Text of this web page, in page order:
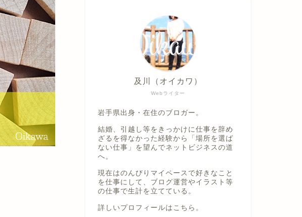
Webライター
及川（オイカワ）
岩手県出身・在住のブロガー。
結婚、引越し等をきっかけに仕事を辞め
ざるを得なかった経験から「場所を選ば
ない仕事」を望んでネットビジネスの道
へ。
現在はのんびりマイペースで好きなこと
を仕事にして、ブログ運営やイラスト等
の仕事で生計を立てている。
詳しいプロフィールは こちら。